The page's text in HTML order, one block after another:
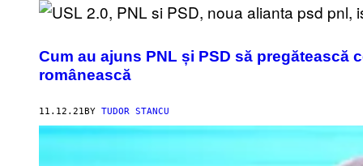
Cum au ajuns PNL și PSD să pregătească
românească
11.12.21BY TUDOR STANCU